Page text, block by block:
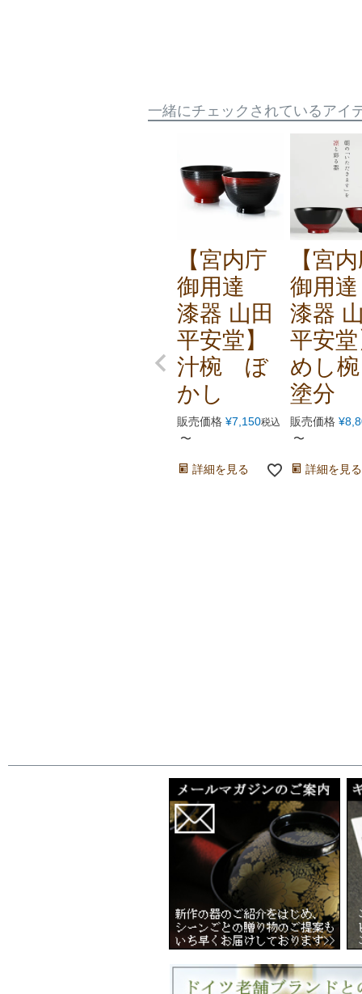
一緒にチェックされているアイ
【宮内庁
御用達
漆器 山田
平安堂】
汁椀 ぼ
かし
販売価格 ¥7,150税込
〜
詳細を見る
【宮
御用
漆器
平安
めし
塗分
販売価格 ¥
〜
詳細を見る